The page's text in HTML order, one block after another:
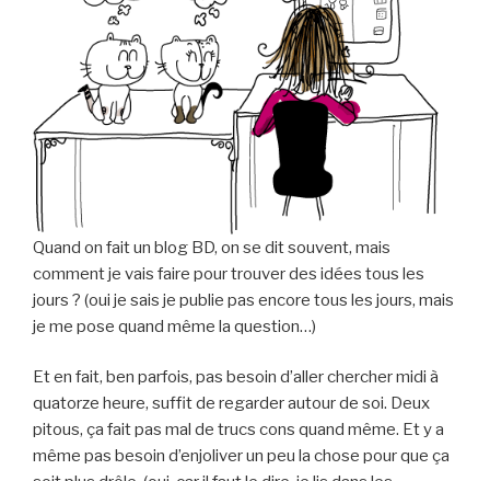
Quand on fait un blog BD, on se dit souvent, mais
comment je vais faire pour trouver des idées tous les
jours ? (oui je sais je publie pas encore tous les jours, mais
je me pose quand même la question…)
Et en fait, ben parfois, pas besoin d’aller chercher midi à
quatorze heure, suffit de regarder autour de soi. Deux
pitous, ça fait pas mal de trucs cons quand même. Et y a
même pas besoin d’enjoliver un peu la chose pour que ça